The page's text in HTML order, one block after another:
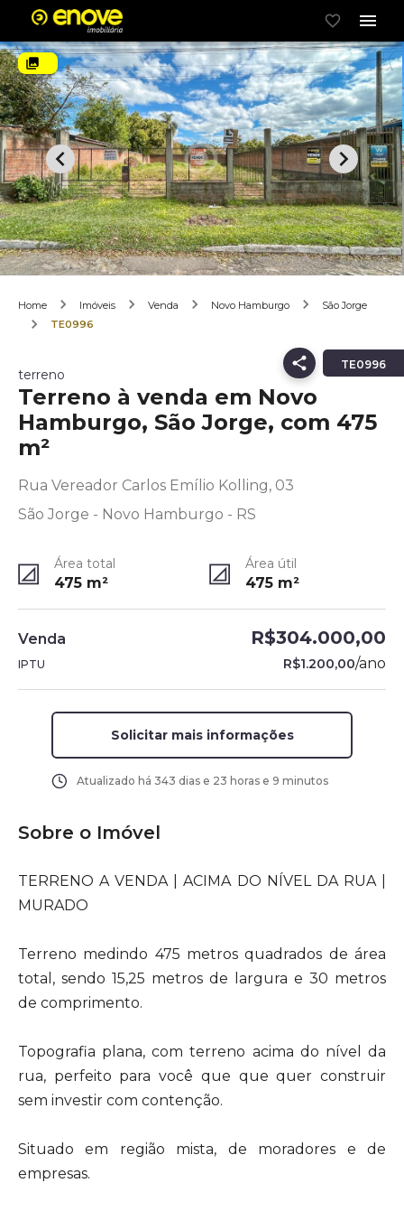
Home Imóveis Venda Novo Hamburgo
São Jorge
TE0996
TE0996
terreno
Terreno à venda em Novo
Hamburgo, São Jorge, com 475
m²
Rua Vereador Carlos Emílio Kolling, 03
São Jorge - Novo Hamburgo - RS
Área total
475 m²
Área útil
475 m²
Venda R$304.000,00
IPTU R$1.200,00/ano
Solicitar mais informações
Atualizado há 343 dias e 23 horas e 9 minutos
Sobre o Imóvel
TERRENO A VENDA | ACIMA DO NÍVEL DA RUA |
MURADO
Terreno medindo 475 metros quadrados de área
total, sendo 15,25 metros de largura e 30 metros
de comprimento.
Topografia plana, com terreno acima do nível da
rua, perfeito para você que que quer construir
sem investir com contenção.
Situado em região mista, de moradores e de
empresas.